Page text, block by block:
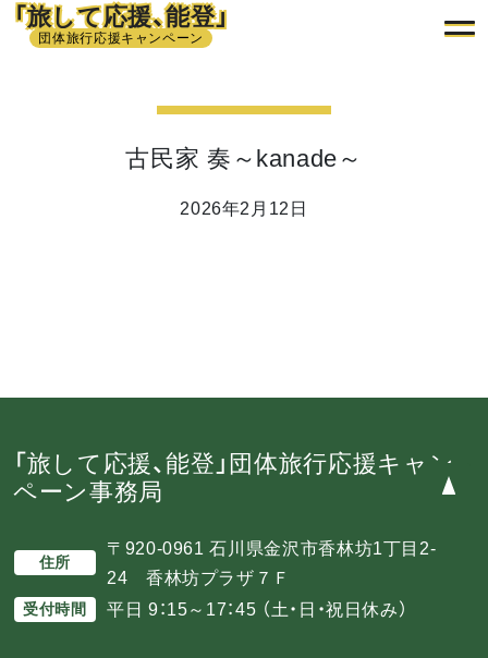
「旅して応援、能登」
団体旅行応援キャンペーン
古民家 奏～kanade～
2026年2月12日
「旅して応援、能登」団体旅行応援キャン
ペーン事務局
住所
〒920-0961 石川県金沢市香林坊1丁目2-
24 香林坊プラザ７Ｆ
受付時間 平日 9：15～17：45 （土・日・祝日休み）